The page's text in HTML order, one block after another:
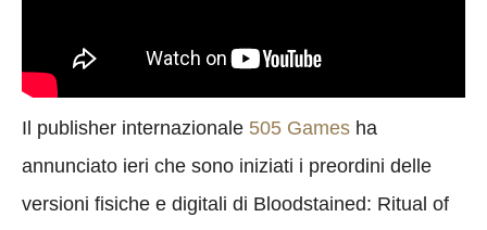
Il publisher internazionale 505 Games ha
annunciato ieri che sono iniziati i preordini delle
versioni fisiche e digitali di Bloodstained: Ritual of